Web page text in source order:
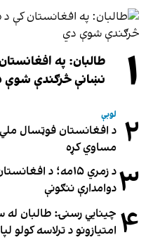
۱
طالبان: په
نښانې څرګندې شوې
۲ لوبې
مساوي کړه
۳
د زمري ۱۵مه؛ د
دوامدارې ننګونې
۴ چینایي رسنۍ: طالبان له
امتیازونو د ترلاسه کولو